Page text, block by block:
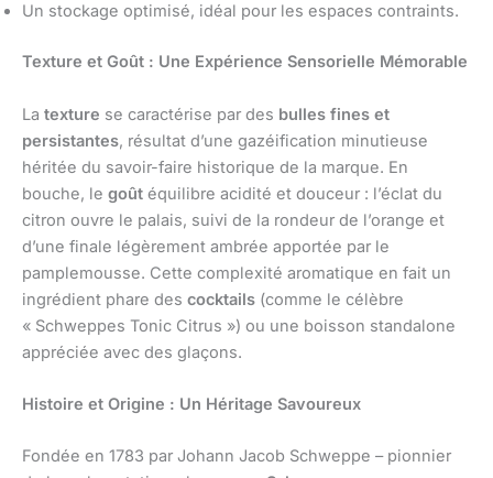
Un stockage optimisé, idéal pour les espaces contraints.
Texture et Goût : Une Expérience Sensorielle Mémorable
La texture se caractérise par des bulles fines et
persistantes, résultat d’une gazéification minutieuse
héritée du savoir-faire historique de la marque. En
bouche, le goût équilibre acidité et douceur : l’éclat du
citron ouvre le palais, suivi de la rondeur de l’orange et
d’une finale légèrement ambrée apportée par le
pamplemousse. Cette complexité aromatique en fait un
ingrédient phare des cocktails (comme le célèbre
« Schweppes Tonic Citrus ») ou une boisson standalone
appréciée avec des glaçons.
Histoire et Origine : Un Héritage Savoureux
Fondée en 1783 par Johann Jacob Schweppe – pionnier